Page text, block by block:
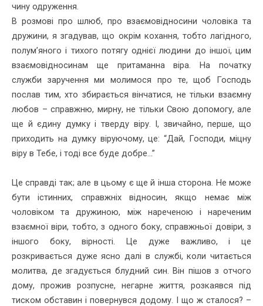
чину одруження.
В розмові про шлюб, про взаємовідносини чоловіка та
дружини, я згадував, що окрім кохання, тобто лагідного,
полум’яного і тихого потягу однієї людини до іншої, цим
взаємовідносинам ще притаманна віра. На початку
служби заручення ми молимося про те, щоб Господь
послав тим, хто збирається вінчатися, не тільки взаємну
любов – справжню, мирну, не тільки Свою допомогу, але
ще й єдину думку і тверду віру. І, звичайно, перше, що
приходить на думку віруючому, це: “Дай, Господи, міцну
віру в Тебе, і тоді все буде добре...”
Це справді так; але в цьому є ще й інша сторона. Не може
бути істинних, справжніх відносин, якщо немає між
чоловіком та дружиною, між нареченою і нареченим
взаємної віри, тобто, з одного боку, справжньої довіри, з
іншого боку, вірності. Це дуже важливо, і це
розкривається дуже ясно далі в службі, коли читається
молитва, де згадується блудний син. Він пішов з отчого
дому, прожив розпусне, негарне життя, розкаявся під
тиском обставин і повернувся додому. І що ж сталося? –